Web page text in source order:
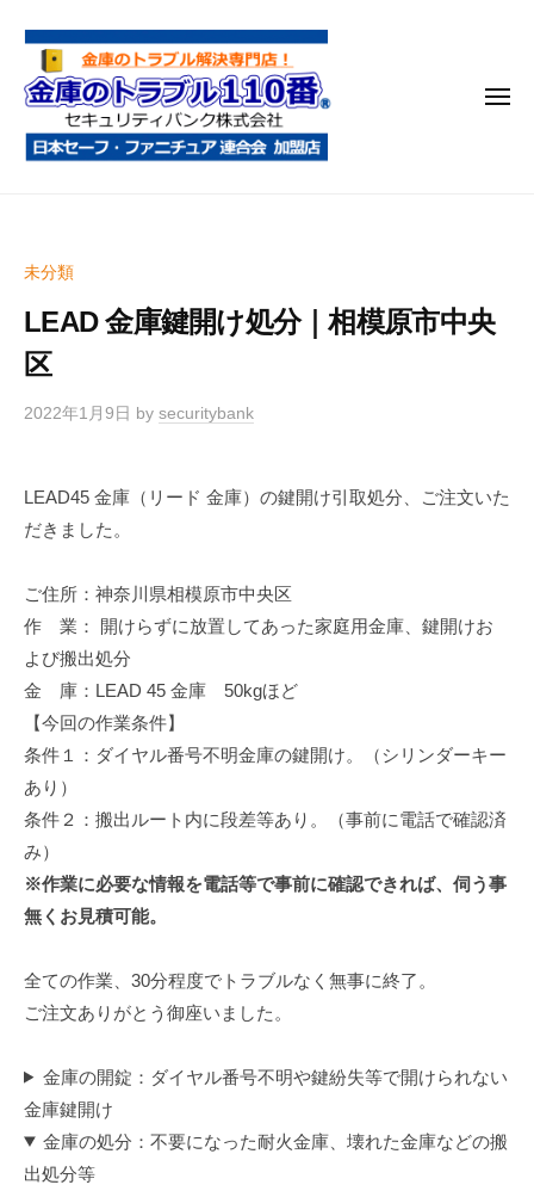
の
ラ
ブ
1
0
番
開
け
処
動
・
の
専
門
店
メ
未分類
LEAD 金庫鍵開け処分｜相模原市中央
区
2022年1月9日 by securitybank
LEAD45 金庫（リード 金庫）の鍵開け引取処分、ご注文いた
だきました。
ご住所：神奈川県相模原市中央区
作 業： 開けらずに放置してあった家庭用金庫、鍵開けお
よび搬出処分
金 庫：LEAD 45 金庫 50kgほど
【今回の作業条件】
条件１：ダイヤル番号不明金庫の鍵開け。（シリンダーキー
あり）
条件２：搬出ルート内に段差等あり。（事前に電話で確認済
み）
※作業に必要な情報を電話等で事前に確認できれば、伺う事
無くお見積可能。
全ての作業、30分程度でトラブルなく無事に終了。
ご注文ありがとう御座いました。
金庫の開錠：ダイヤル番号不明や鍵紛失等で開けられない
金庫鍵開け
金庫の処分：不要になった耐火金庫、壊れた金庫などの搬
出処分等
庫
の
ト
ラ
ブ
番